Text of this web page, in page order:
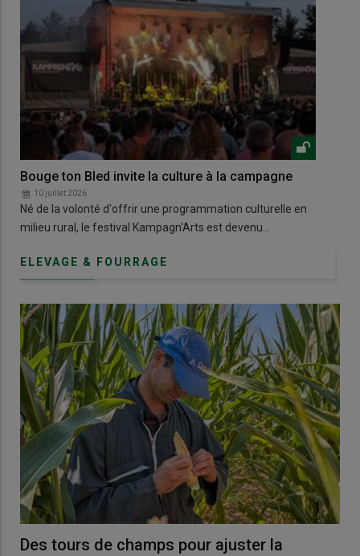
Bouge ton Bled invite la culture à la campagne
10 juillet 2026
Né de la volonté d'offrir une programmation culturelle en
milieu rural, le festival Kampagn'Arts est devenu…
ELEVAGE & FOURRAGE
Des tours de champs pour ajuster la